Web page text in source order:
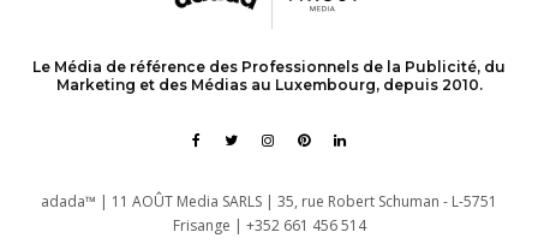
Le Média de référence des Professionnels de la Publicité, du
Marketing et des Médias au Luxembourg, depuis 2010.
adada™ | 11 AOÛT Media SARLS | 35, rue Robert Schuman - L-5751
Frisange | +352 661 456 514